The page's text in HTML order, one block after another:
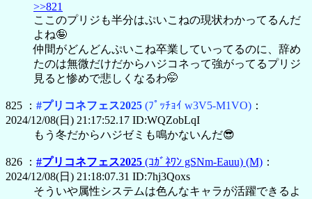
>>821
ここのプリジも半分はぷいこねの現状わかってるんだ
よね🤪
仲間がどんどんぷいこね卒業していってるのに、辞め
たのは無微だけだからハジコネって強がってるプリジ
見ると惨めで悲しくなるわ🤭
825 ： #プリコネフェス2025 (ﾌﾟｯﾁｮｲ w3V5-M1VO) ：
2024/12/08(日) 21:17:52.17 ID:WQZobLqI
もう冬だからハジゼミも鳴かないんだ😎
826 ： #プリコネフェス2025 (ｺｶﾞﾈﾜﾝ gSNm-Eauu) (M) ：
2024/12/08(日) 21:18:07.31 ID:7hj3Qoxs
そういや属性システムは色んなキャラが活躍できるよ